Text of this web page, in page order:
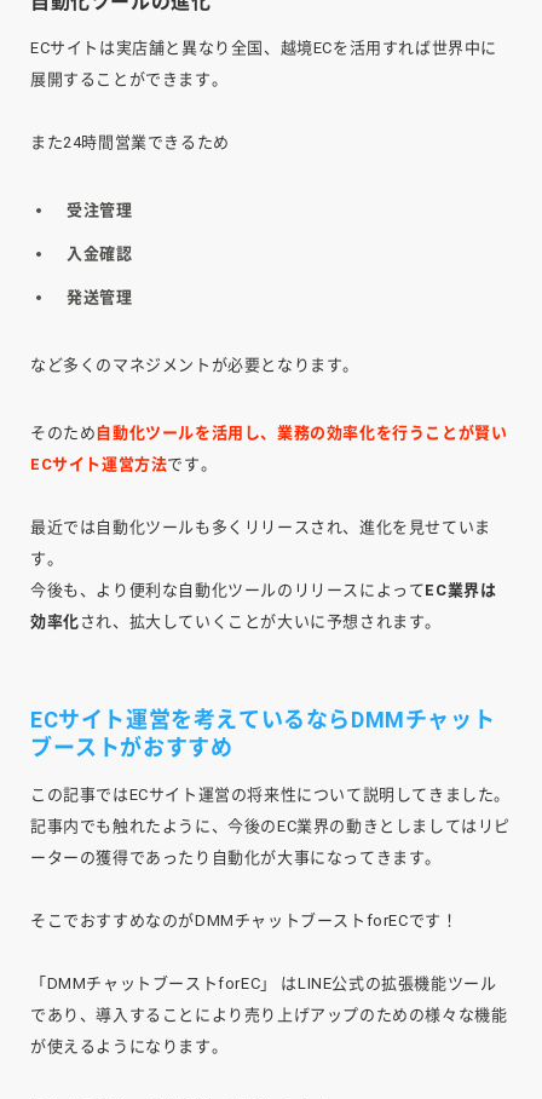
ECサイトは実店舗と異なり全国、越境ECを活用すれば世界中に
展開することができます。
また24時間営業できるため
受注管理
入金確認
発送管理
など多くのマネジメントが必要となります。
そのため自動化ツールを活用し、業務の効率化を行うことが賢い
ECサイト運営方法です。
最近では自動化ツールも多くリリースされ、進化を見せていま
す。
今後も、より便利な自動化ツールのリリースによってEC業界は
効率化 され、拡大していくことが大いに予想されます。
ECサイト運営を考えているならDMMチャット
ブーストがおすすめ
この記事ではECサイト運営の将来性について説明してきました。
記事内でも触れたように、今後のEC業界の動きとしましてはリピ
ーターの獲得であったり自動化が大事になってきます。
そこでおすすめなのがDMMチャットブーストforECです！
「DMMチャットブーストforEC」 はLINE公式の拡張機能ツール
であり、導入することにより売り上げアップのための様々な機能
が使えるようになります。